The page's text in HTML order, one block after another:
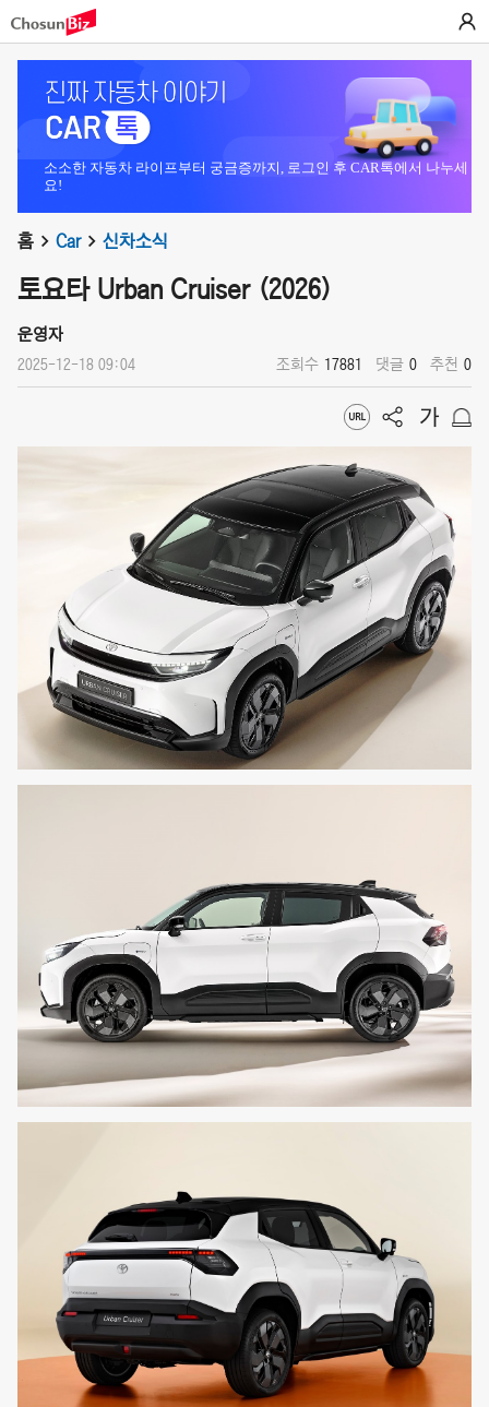
소소한 자동차 라이프부터 궁금증까지, 로그인 후 CAR톡에서 나누세
요!
홈 Car 신차소식
토요타 Urban Cruiser (2026)
운영자
2025-12-18 09:04 조회수 17881 댓글 0 추천 0